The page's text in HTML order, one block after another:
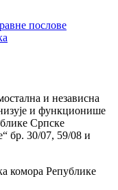
послове
и независна
и функционише
Српске
бр. 30/07, 59/08 и
комора Републике